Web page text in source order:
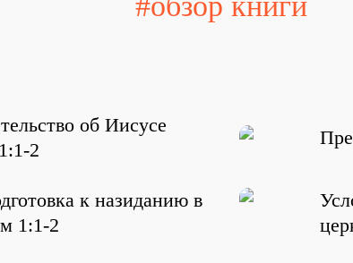
об Иисусе
2
к назиданию в
1:1-2